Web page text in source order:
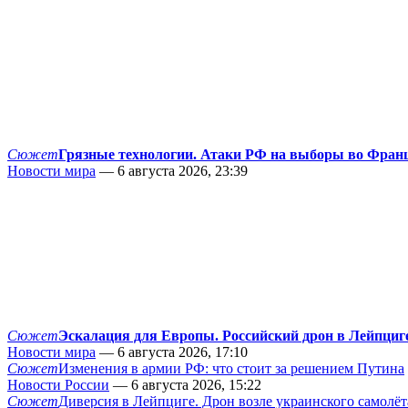
СюжетГрязные технологии. Атаки РФ на выборы во
Новости мира — 6 августа 2026, 23:39
СюжетЭскалация для Европы. Российский дрон в
Новости мира — 6 августа 2026, 17:10
СюжетИзменения в армии РФ: что стоит за решением Путина
Новости России — 6 августа 2026, 15:22
СюжетДиверсия в Лейпциге. Дрон возле украинского